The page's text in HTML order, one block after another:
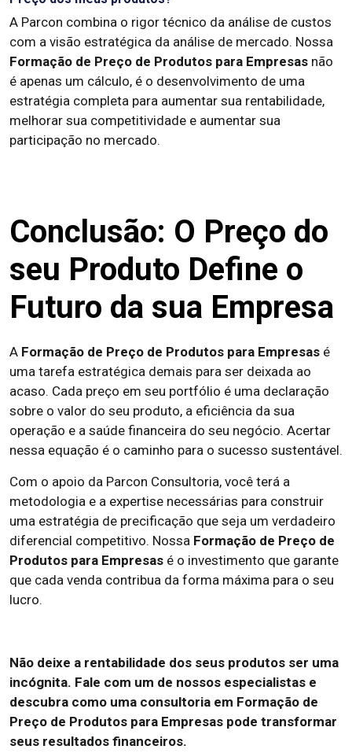
A Parcon combina o rigor técnico da análise de custos
com a visão estratégica da análise de mercado. Nossa
Formação de Preço de Produtos para Empresas não
é apenas um cálculo, é o desenvolvimento de uma
estratégia completa para aumentar sua rentabilidade,
melhorar sua competitividade e aumentar sua
participação no mercado.
Conclusão: O Preço do
seu Produto Define o
Futuro da sua Empresa
A Formação de Preço de Produtos para Empresas é
uma tarefa estratégica demais para ser deixada ao
acaso. Cada preço em seu portfólio é uma declaração
sobre o valor do seu produto, a eficiência da sua
operação e a saúde financeira do seu negócio. Acertar
nessa equação é o caminho para o sucesso sustentável.
Com o apoio da Parcon Consultoria, você terá a
metodologia e a expertise necessárias para construir
uma estratégia de precificação que seja um verdadeiro
diferencial competitivo. Nossa Formação de Preço de
Produtos para Empresas é o investimento que garante
que cada venda contribua da forma máxima para o seu
lucro.
Não deixe a rentabilidade dos seus produtos ser uma
incógnita. Fale com um de nossos especialistas e
descubra como uma consultoria em Formação de
Preço de Produtos para Empresas pode transformar
seus resultados financeiros.